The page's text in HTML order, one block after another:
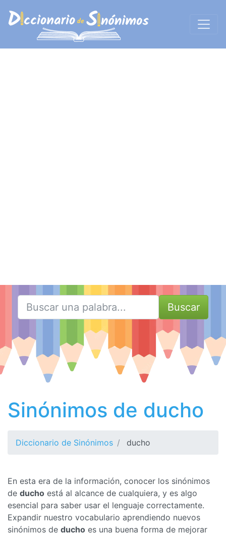
Buscar
Sinónimos de ducho
Diccionario de Sinónimos ducho
En esta era de la información, conocer los sinónimos
de ducho está al alcance de cualquiera, y es algo
esencial para saber usar el lenguaje correctamente.
Expandir nuestro vocabulario aprendiendo nuevos
sinónimos de ducho es una buena forma de mejorar